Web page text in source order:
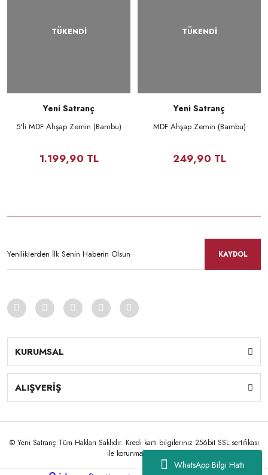
WhatsApp Bilgi Hattı
TÜKENDİ
Yeni Satranç
5'li MDF Ahşap Zemin (Bambu)
1.199,90 TL
TÜKENDİ
Yeni Satranç
MDF Ahşap Zemin (Bambu)
249,90 TL
KAYDOL
KURUMSAL
ALIŞVERİŞ
© Yeni Satranç Tüm Hakları Saklıdır. Kredi kartı bilgileriniz 256bit SSL sertifikası
ile korunmaktadır.